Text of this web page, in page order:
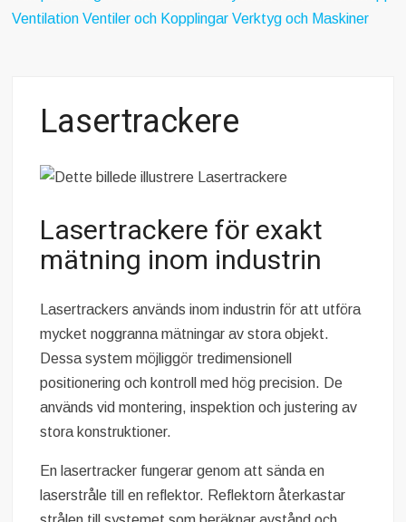
ABB förvärvar Advantics och stärker erbjudandet inom
likströmsteknik
Dunlop Hiflex tar ny rekordorder!
Vilken rostfri plåt tål din miljö?
Atlas Copco Group tilldelas prestigefyllt pris för industriellt
Nya 12-portars APL-Switchar i kompakt utförande
Nexans och Hydro tecknar långsiktigt avtal
APEM och Alps Alpine Europe fördjupar samarbetet för att
leverera nästa generations industriella HMI-lösningar
Ventilation Ventiler och Kopplingar Verktyg och Maskiner
Lasertrackere
Lasertrackere för exakt
mätning inom industrin
Lasertrackers används inom industrin för att utföra
mycket noggranna mätningar av stora objekt.
Dessa system möjliggör tredimensionell
positionering och kontroll med hög precision. De
används vid montering, inspektion och justering av
stora konstruktioner.
En lasertracker fungerar genom att sända en
laserstråle till en reflektor. Reflektorn återkastar